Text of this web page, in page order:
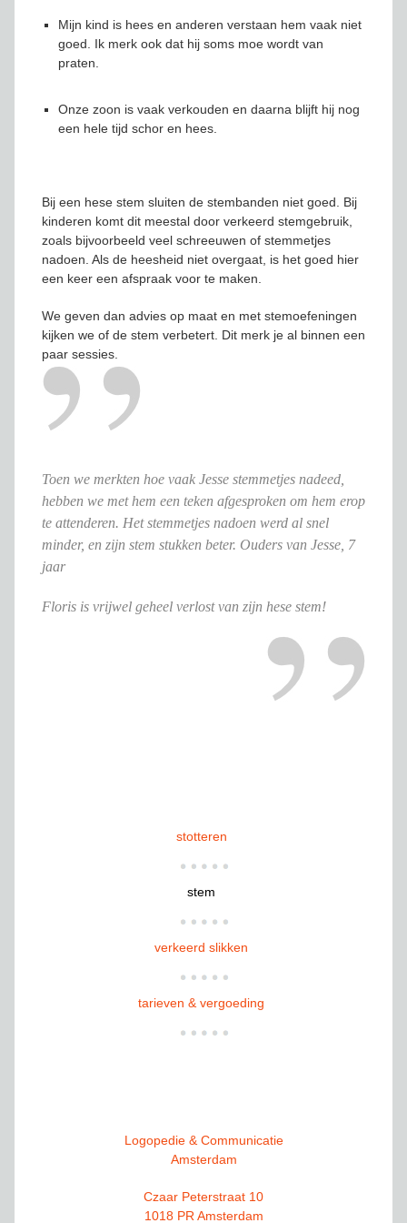
Mijn kind is hees en anderen verstaan hem vaak niet
goed. Ik merk ook dat hij soms moe wordt van
praten.
Onze zoon is vaak verkouden en daarna blijft hij nog
een hele tijd schor en hees.
Bij een hese stem sluiten de stembanden niet goed. Bij
kinderen komt dit meestal door verkeerd stemgebruik,
zoals bijvoorbeeld veel schreeuwen of stemmetjes
nadoen. Als de heesheid niet overgaat, is het goed hier
een keer een afspraak voor te maken.
We geven dan advies op maat en met stemoefeningen
kijken we of de stem verbetert. Dit merk je al binnen een
paar sessies.
Toen we merkten hoe vaak Jesse stemmetjes nadeed,
hebben we met hem een teken afgesproken om hem erop
te attenderen. Het stemmetjes nadoen werd al snel
minder, en zijn stem stukken beter. Ouders van Jesse, 7
jaar
Floris is vrijwel geheel verlost van zijn hese stem!
stotteren
stem
verkeerd slikken
tarieven & vergoeding
Logopedie & Communicatie
Amsterdam
Czaar Peterstraat 10
1018 PR Amsterdam